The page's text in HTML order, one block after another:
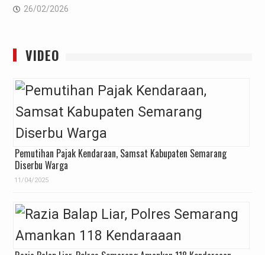
26/02/2026
VIDEO
Pemutihan Pajak Kendaraan, Samsat Kabupaten Semarang
Diserbu Warga
11/04/2025